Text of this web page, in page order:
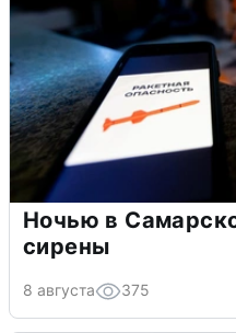
Ночью в
сирены
8 августа 375